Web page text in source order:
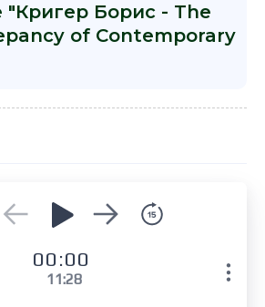
"Кригер Борис - The
of Contemporary
00:00
11:28